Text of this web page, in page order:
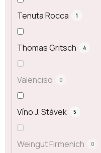
Tenuta Rocca 1
Thomas Gritsch 4
Valenciso 0
Víno J. Stávek 5
Weingut Firmenich 0